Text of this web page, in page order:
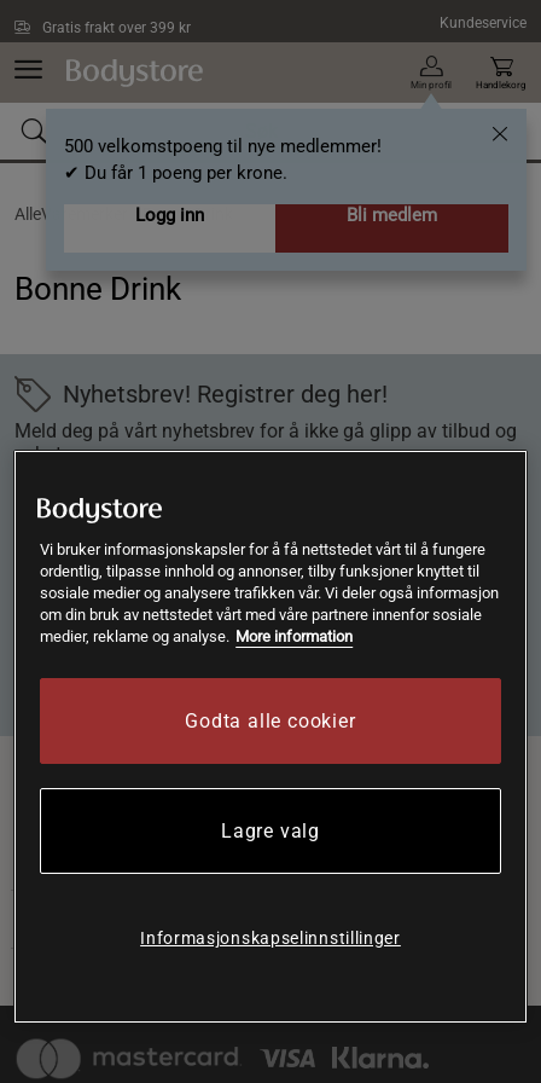
Gratis frakt over 399 kr Kundeservice
Min profil
500 velkomstpoeng til nye medlemmer!
✔ Du får 1 poeng per krone.
Logg inn
Bli medlem
Handlekorg
AlleVaremerker / Bonne Drink
Bonne Drink
Nyhetsbrev! Registrer deg her!
Meld deg på vårt nyhetsbrev for å ikke gå glipp av tilbud og
nyheter.
Ved å klikke på "Abonner" godtar jeg at Bodystore lagrer e-
postadressen min i samsvar med Bodystore sin
Personvernerklæring
Abonnere
Følg oss her:
Vi bruker informasjonskapsler for å få nettstedet vårt til å fungere
ordentlig, tilpasse innhold og annonser, tilby funksjoner knyttet til
sosiale medier og analysere trafikken vår. Vi deler også informasjon
om din bruk av nettstedet vårt med våre partnere innenfor sosiale
medier, reklame og analyse. More information
Godta alle cookier
Lagre valg
Informasjonskapselinnstillinger